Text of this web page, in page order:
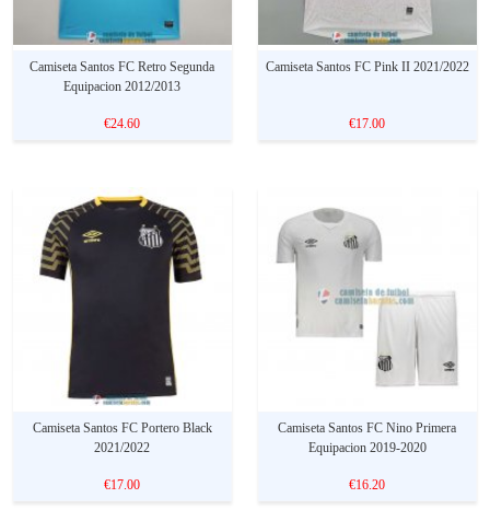
Camiseta Santos FC Retro Segunda
Equipacion 2012/2013
€24.60
Camiseta Santos FC Pink II 2021/2022
€17.00
Camiseta Santos FC Portero Black
2021/2022
€17.00
Camiseta Santos FC Nino Primera
Equipacion 2019-2020
€16.20